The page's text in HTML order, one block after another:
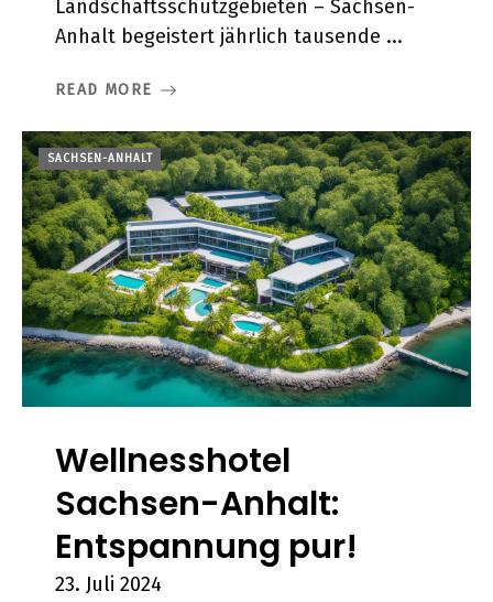
Landschaftsschutzgebieten – Sachsen-
Anhalt begeistert jährlich tausende ...
READ MORE
SACHSEN-ANHALT
Wellnesshotel
Sachsen-Anhalt:
Entspannung pur!
23. Juli 2024